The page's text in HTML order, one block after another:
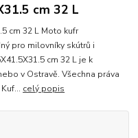
cm 32 L
cm 32 L Moto kufr
pro milovníky skútrů i
cm 32 L je k
v Ostravě. Všechna práva
celý popis